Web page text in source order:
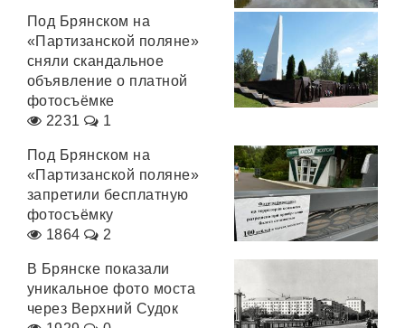
Под Брянском на
«Партизанской поляне»
сняли скандальное
объявление о платной
фотосъёмке
2231
1
Под Брянском на
«Партизанской поляне»
запретили бесплатную
фотосъёмку
1864
2
В Брянске показали
уникальное фото моста
через Верхний Судок